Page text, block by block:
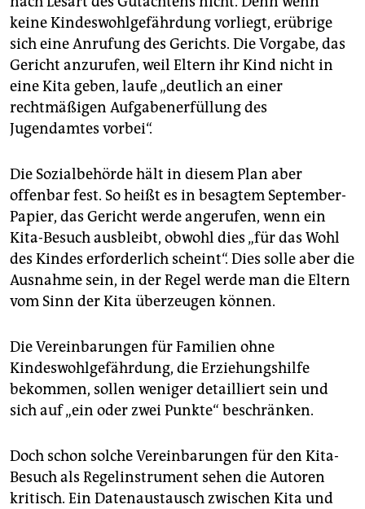
keine Kindeswohlgefährdung vorliegt, erübrige
sich eine Anrufung des Gerichts. Die Vorgabe, das
Gericht anzurufen, weil Eltern ihr Kind nicht in
eine Kita geben, laufe „deutlich an einer
rechtmäßigen Aufgabenerfüllung des
Jugendamtes vorbei“.
Die Sozialbehörde hält in diesem Plan aber
offenbar fest. So heißt es in besagtem September-
Papier, das Gericht werde angerufen, wenn ein
Kita-Besuch ausbleibt, obwohl dies „für das Wohl
des Kindes erforderlich scheint“. Dies solle aber die
Ausnahme sein, in der Regel werde man die Eltern
vom Sinn der Kita überzeugen können.
Die Vereinbarungen für Familien ohne
Kindeswohlgefährdung, die Erziehungshilfe
bekommen, sollen weniger detailliert sein und
sich auf „ein oder zwei Punkte“ beschränken.
Doch schon solche Vereinbarungen für den Kita-
Besuch als Regelinstrument sehen die Autoren
kritisch. Ein Datenaustausch zwischen Kita und